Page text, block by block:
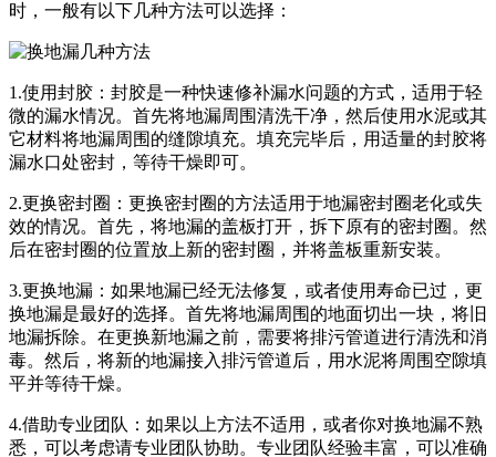
时，一般有以下几种方法可以选择：
1.使用封胶：封胶是一种快速修补漏水问题的方式，适用于轻
微的漏水情况。首先将地漏周围清洗干净，然后使用水泥或其
它材料将地漏周围的缝隙填充。填充完毕后，用适量的封胶将
漏水口处密封，等待干燥即可。
2.更换密封圈：更换密封圈的方法适用于地漏密封圈老化或失
效的情况。首先，将地漏的盖板打开，拆下原有的密封圈。然
后在密封圈的位置放上新的密封圈，并将盖板重新安装。
3.更换地漏：如果地漏已经无法修复，或者使用寿命已过，更
换地漏是最好的选择。首先将地漏周围的地面切出一块，将旧
地漏拆除。在更换新地漏之前，需要将排污管道进行清洗和消
毒。然后，将新的地漏接入排污管道后，用水泥将周围空隙填
平并等待干燥。
4.借助专业团队：如果以上方法不适用，或者你对换地漏不熟
悉，可以考虑请专业团队协助。专业团队经验丰富，可以准确